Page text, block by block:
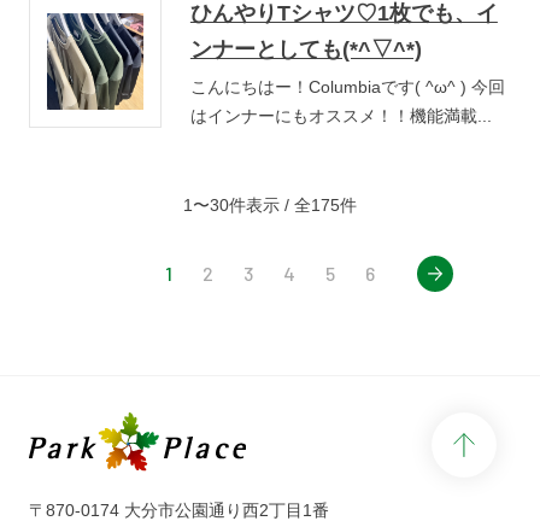
ひんやりTシャツ♡1枚でも、イ
ンナーとしても(*^▽^*)
こんにちはー！Columbiaです( ^ω^ ) 今回
はインナーにもオススメ！！機能満載...
1〜30件表示 / 全175件
1 2 3 4 5 6
〒870-0174 大分市公園通り西2丁目1番